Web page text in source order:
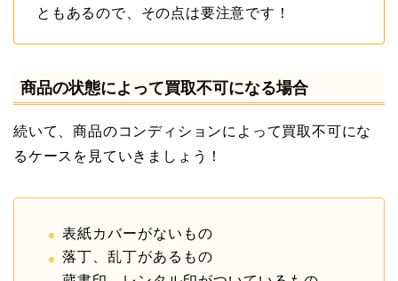
ともあるので、その点は要注意です！
商品の状態によって買取不可になる場合
続いて、商品のコンディションによって買取不可にな
るケースを見ていきましょう！
表紙カバーがないもの
落丁、乱丁があるもの